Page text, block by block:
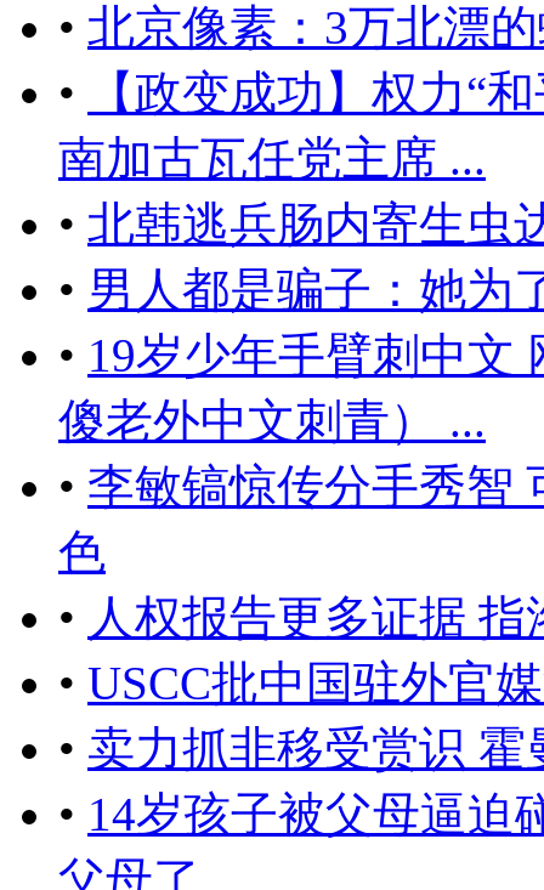
• 北京像素：3万北漂
•
【政变成功】权力“
南加古瓦任党主席 ...
• 北韩逃兵肠内寄生虫
• 男人都是骗子：她为
• 19岁少年手臂刺中文
傻老外中文刺青） ...
• 李敏镐惊传分手秀智
色
• 人权报告更多证据
• USCC批中国驻外官
• 卖力抓非移受赏识
• 14岁孩子被父母逼迫
父母了